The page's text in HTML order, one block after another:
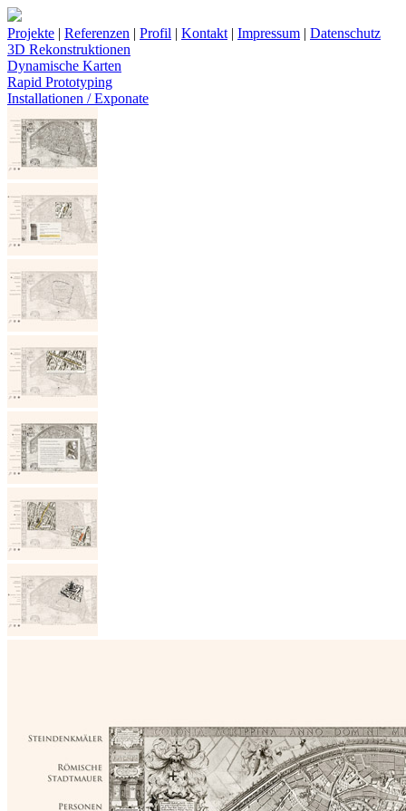
Projekte | Referenzen | Profil | Kontakt | Impressum | Datenschutz
3D Rekonstruktionen
Dynamische Karten
Rapid Prototyping
Installationen / Exponate